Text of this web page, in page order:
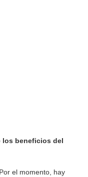
los beneficios del
Por el momento, hay